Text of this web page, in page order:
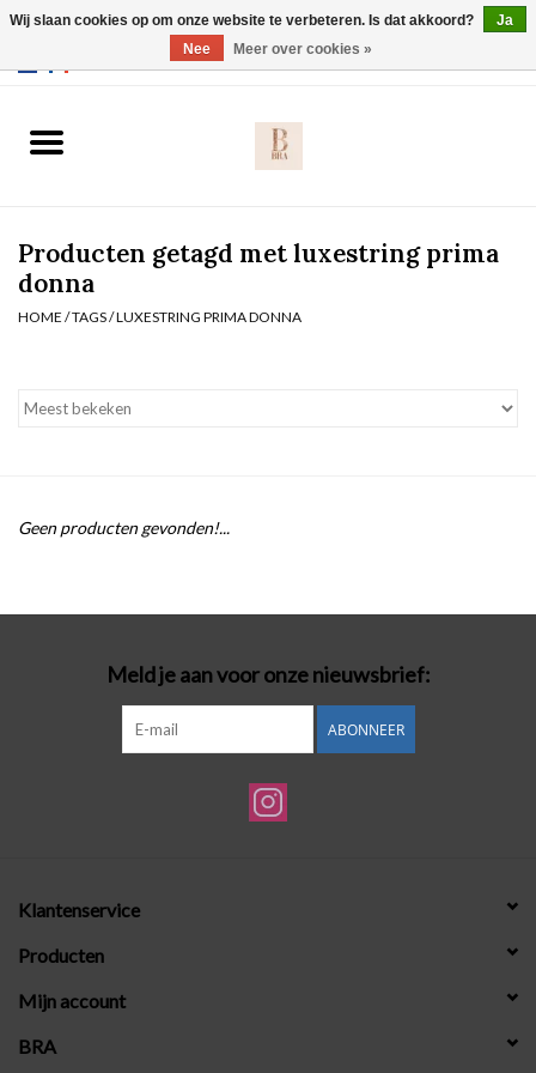
Slip
Body
Homewear
Producten getagd met luxestring prima
donna
HOME /TAGS/LUXESTRING PRIMA DONNA
Geen producten gevonden!...
Meld je aan voor onze nieuwsbrief:
ABONNEER
Klantenservice
Producten
Mijn account
BRA
Wij slaan cookies op om onze website te verbeteren. Is dat akkoord?
Ja
Nee
Meer over cookies »
Webshop werkt met EU maten. .